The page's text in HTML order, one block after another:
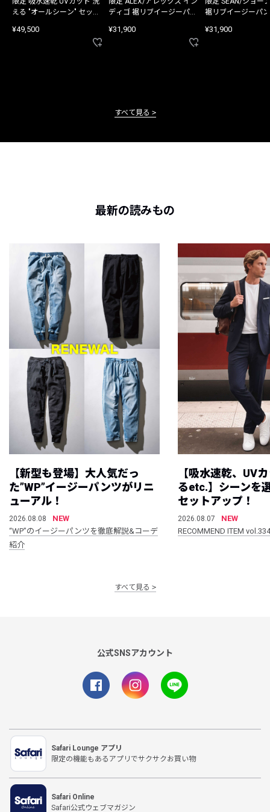
える "オールシーン" セット
¥49,500
ディゴ 裾リブイージーパン
¥31,900
裾リブイージーパ
¥31,900
すべて見る
最新の読みもの
【新型も登場】大人気だっ
た”WP”イージーパンツがリニ
ューアル！
2026.08.08
NEW
“WP”のイージーパンツを徹底解説&コーデ
紹介
【吸水速乾、UV
るetc.】シーンを
セットアップ！
2026.08.07
NEW
RECOMMEND ITEM vol.334
すべて見る
公式SNSアカウント
Safari Lounge アプリ
限定の機能もあるアプリでサクサクお買い物
Safari Online
Safari公式ウェブマガジン